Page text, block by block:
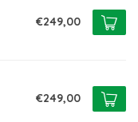
€249,00
€249,00